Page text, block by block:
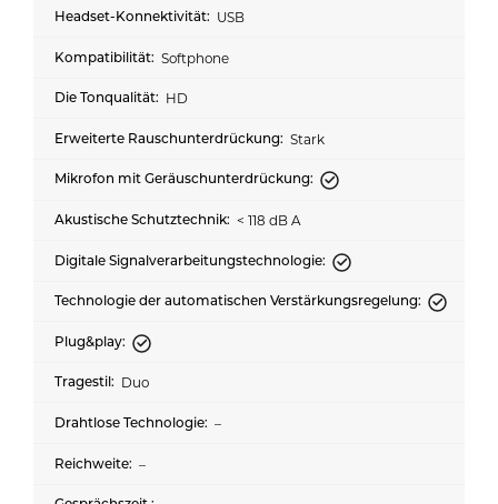
USB
Softphone
HD
Stark
< 118 dB A
Duo
–
–